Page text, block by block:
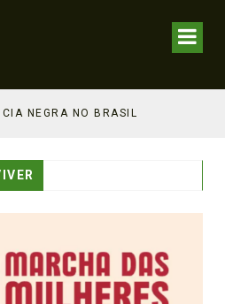
NEGRA NO BRASIL